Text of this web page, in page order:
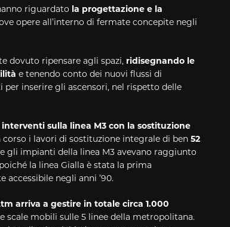
riguardato la progettazione e la
opere all’interno di fermate concepite negli
dovuto ripensare agli spazi, ridisegnando le
e tenendo conto dei nuovi flussi di
inserire gli ascensori, nel rispetto delle
sulla linea M3 con la sostituzione
corso i lavori di sostituzione integrale di ben 52
gli impianti della linea M3 avevano raggiunto
la linea Gialla è stata la prima
negli anni ’90.
arriva a gestire in totale circa 1.000
scale mobili sulle 5 linee della metropolitana.